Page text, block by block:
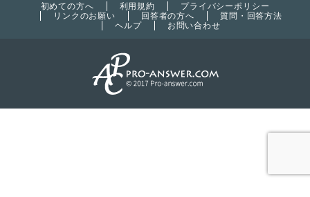
初めての方へ 利用規約
プライバシーポリシー
リンクのお願い
回答者の方へ
質問・回答方法
ヘルプ
お問い合わせ